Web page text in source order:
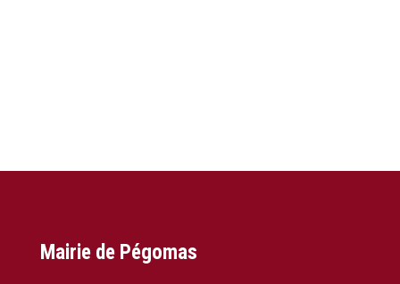
Mairie de Pégomas